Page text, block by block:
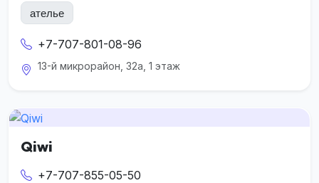
ателье
+7-707-801-08-96
13-й микрорайон, 32а, 1 этаж
Qiwi
+7-707-855-05-50